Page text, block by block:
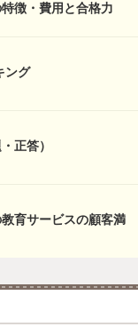
徴・費用と合格力
ング
正答）
育サービスの顧客満